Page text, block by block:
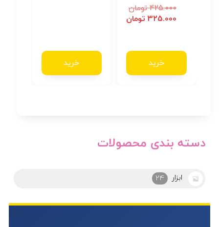
425.000 تومان
325.000 تومان
خرید خرید
دسته بندی محصولات
ابزار 24